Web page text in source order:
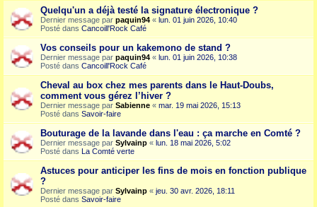
Quelqu'un a déjà testé la signature électronique ?
Dernier message par paquin94 « lun. 01 juin 2026, 10:40
Posté dans Cancoill'Rock Café
Vos conseils pour un kakemono de stand ?
Dernier message par paquin94 « lun. 01 juin 2026, 10:38
Posté dans Cancoill'Rock Café
Cheval au box chez mes parents dans le Haut-Doubs,
comment vous gérez l’hiver ?
Dernier message par Sabienne « mar. 19 mai 2026, 15:13
Posté dans Savoir-faire
Bouturage de la lavande dans l'eau : ça marche en Comté ?
Dernier message par Sylvainp « lun. 18 mai 2026, 5:02
Posté dans La Comté verte
Astuces pour anticiper les fins de mois en fonction publique
?
Dernier message par Sylvainp « jeu. 30 avr. 2026, 18:11
Posté dans Savoir-faire